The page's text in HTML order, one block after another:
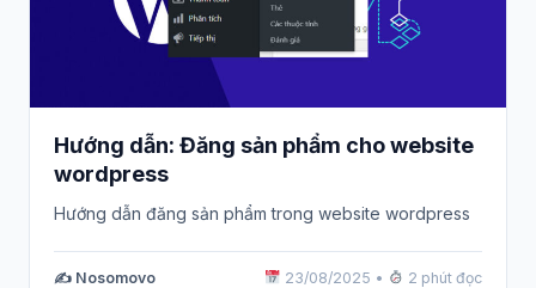
Hướng dẫn: Đăng sản phẩm cho website
wordpress
Hướng dẫn đăng sản phẩm trong website wordpress
✍️ Nosomovo 23/08/2025 • 2 phút đọc